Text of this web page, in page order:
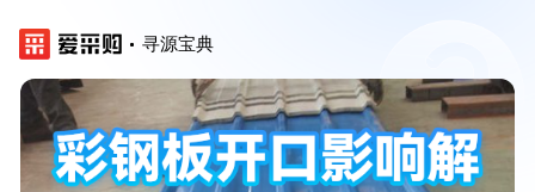
寻源宝典